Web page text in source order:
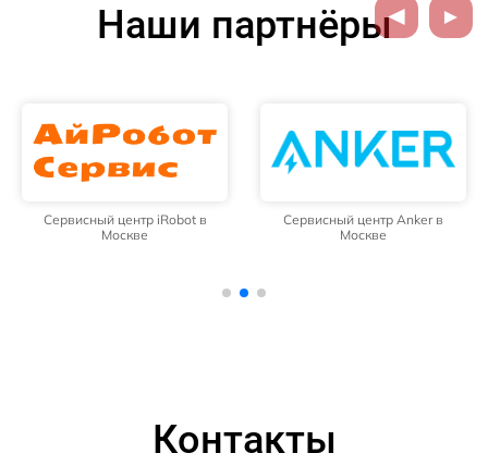
Наши партнёры
Сервисный центр iRobot в
Москве
Сервисный центр Anker в
Москве
Контакты